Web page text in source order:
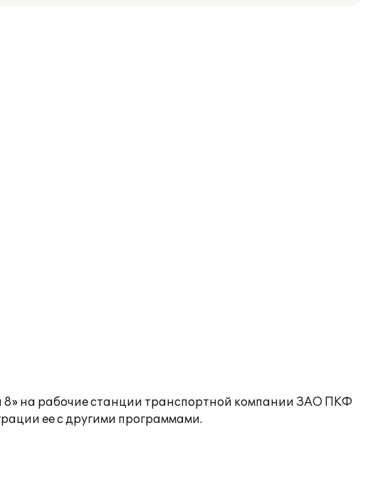
8» на рабочие станции транспортной компании ЗАО ПКФ
ее с другими программами.